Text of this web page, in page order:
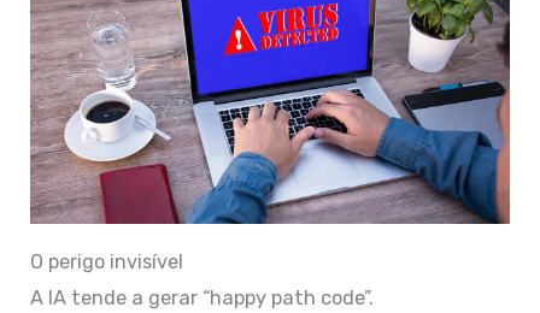
O perigo invisível
A IA tende a gerar “happy path code”.